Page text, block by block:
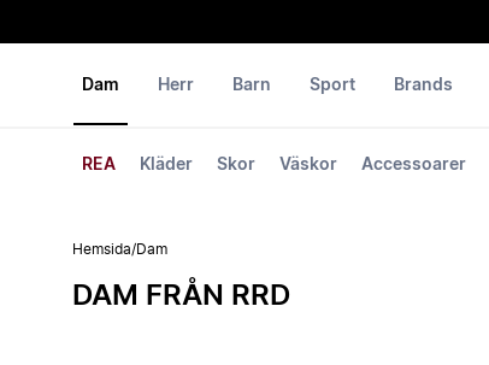
Dam
REA Kläder Skor Väskor Accessoarer
Herr Barn Sport Brands
Hemsida/Dam
DAM FRÅN RRD